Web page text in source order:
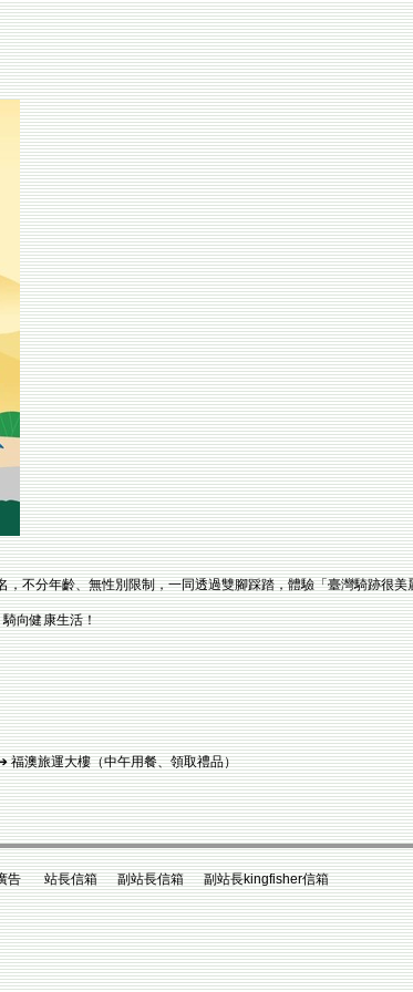
不分年齡、無性別限制，一同透過雙腳踩踏，體驗「臺灣騎跡很美
向健康生活！
澳旅運大樓（中午用餐、領取禮品）
站長信箱 副站長信箱 副站長kingfisher信箱